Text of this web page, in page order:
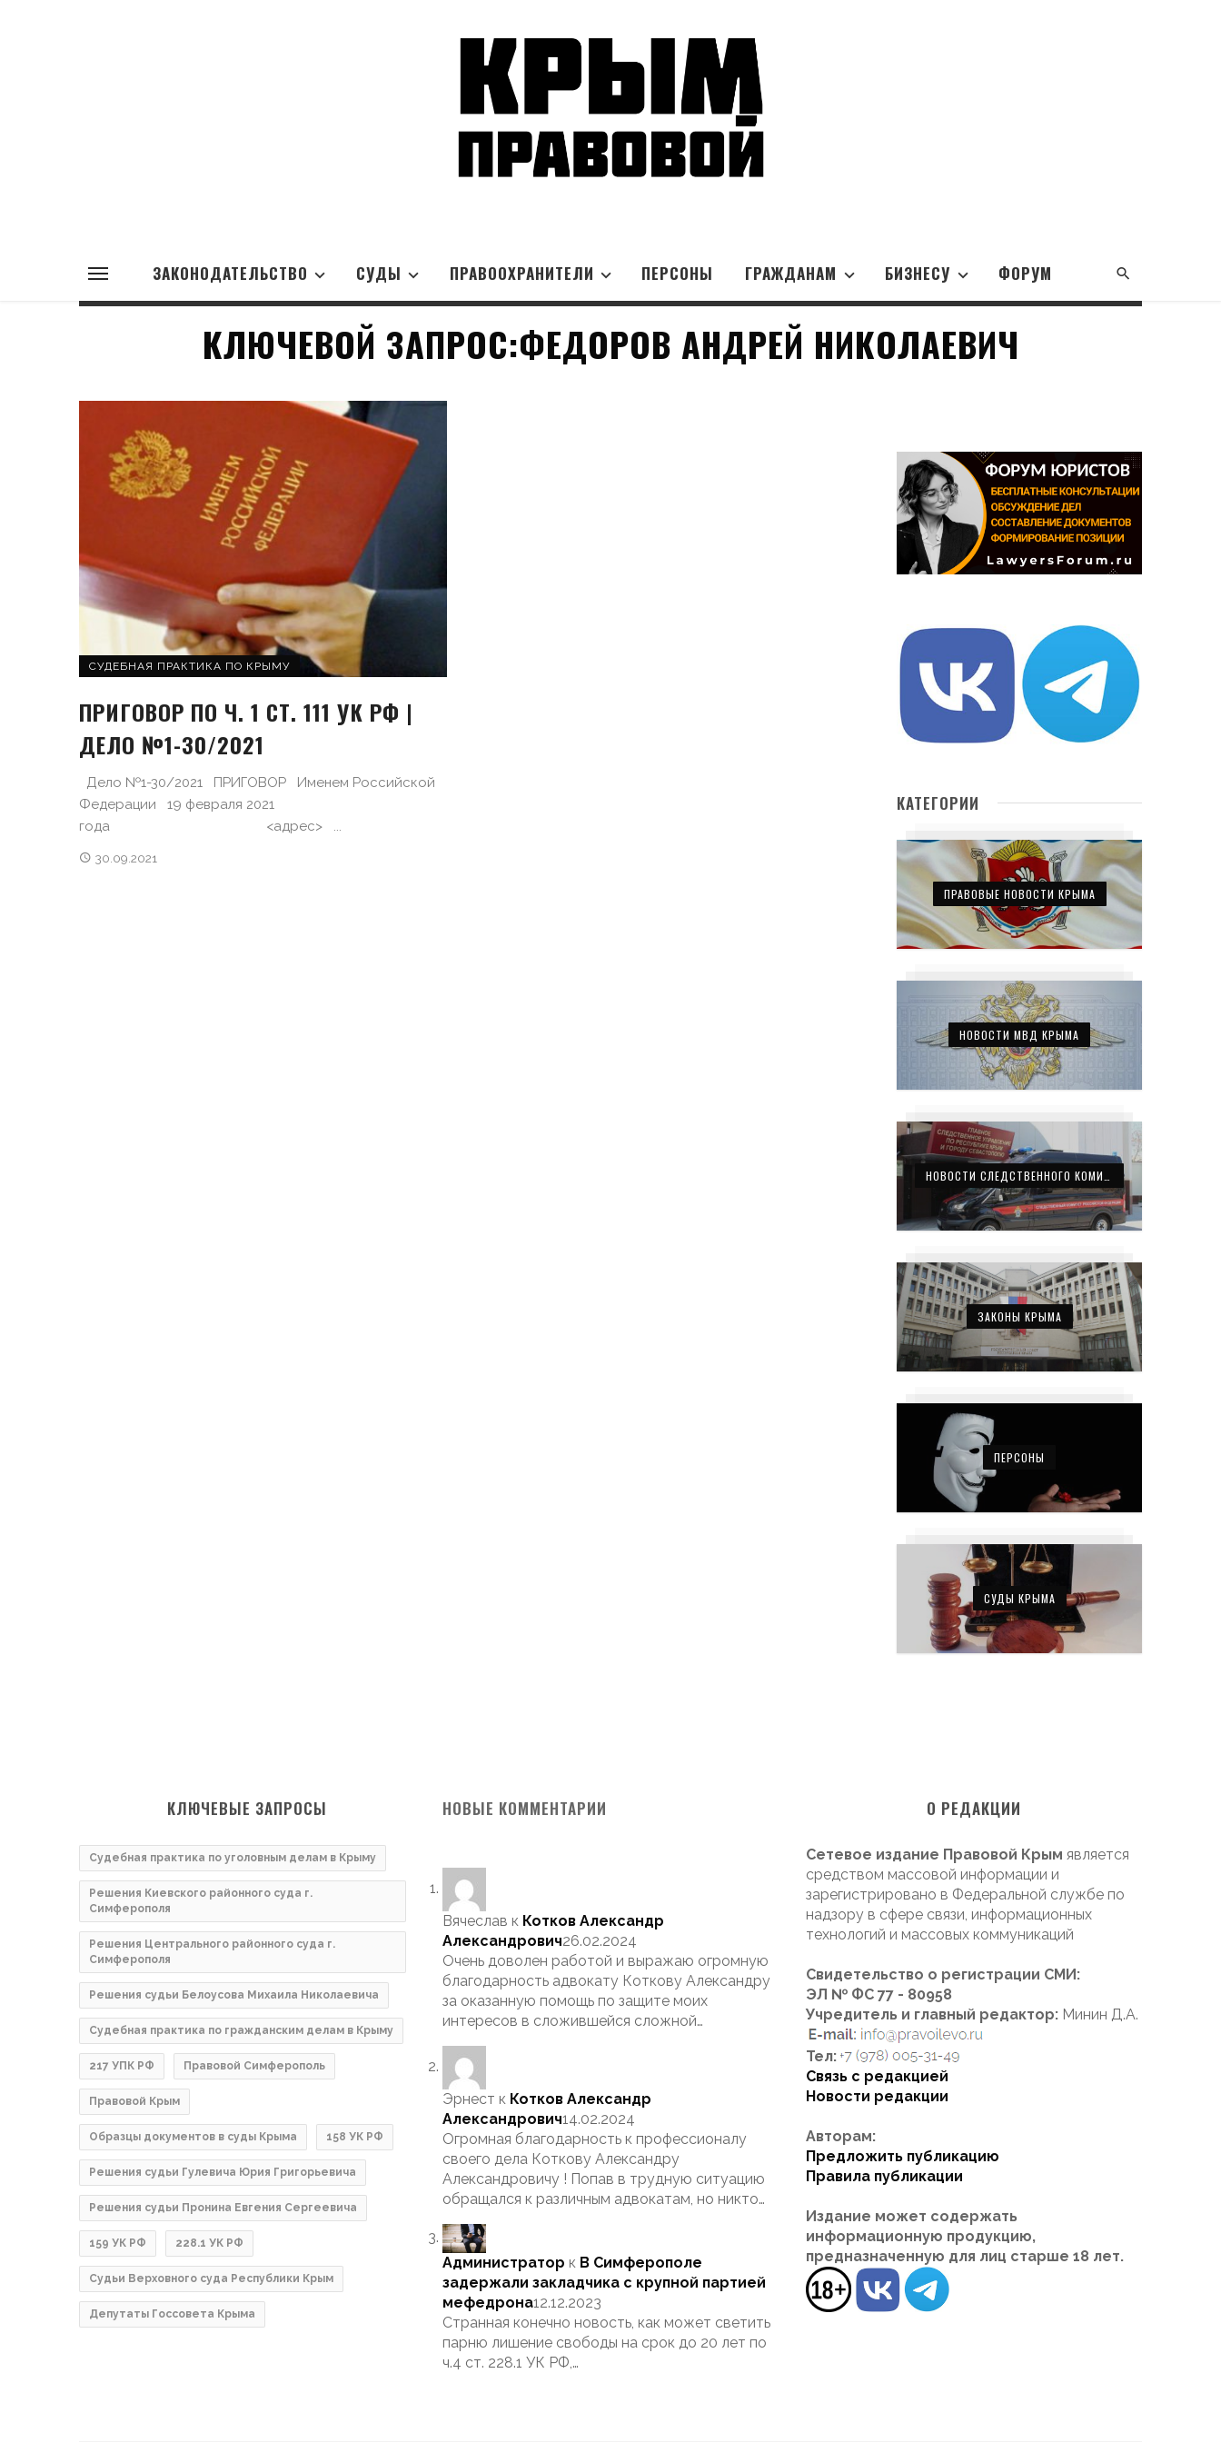
ЗАКОНОДАТЕЛЬСТВО СУДЫ ПРАВООХРАНИТЕЛИ ПЕРСОНЫ ГРАЖДАНАМ БИЗНЕСУ ФОРУМ
КЛЮЧЕВОЙ ЗАПРОС:ФЕДОРОВ АНДРЕЙ НИКОЛАЕВИЧ
СУДЕБНАЯ ПРАКТИКА ПО КРЫМУ
ПРИГОВОР ПО Ч. 1 СТ. 111 УК РФ |
ДЕЛО №1-30/2021
Дело №1-30/2021 ПРИГОВОР Именем Российской
Федерации 19 февраля 2021
года <адрес> ...
30.09.2021
КАТЕГОРИИ
ПРАВОВЫЕ НОВОСТИ КРЫМА
НОВОСТИ МВД КРЫМА
ЗАКОНЫ КРЫМА
ПЕРСОНЫ
СУДЫ КРЫМА
КЛЮЧЕВЫЕ ЗАПРОСЫ
Судебная практика по уголовным делам в Крыму
Решения Киевского районного суда г.
Симферополя
Решения Центрального районного суда г.
Симферополя
Решения судьи Белоусова Михаила Николаевича
Судебная практика по гражданским делам в Крыму
217 УПК РФ Правовой Симферополь
Правовой Крым
Образцы документов в суды Крыма 158 УК РФ
Решения судьи Гулевича Юрия Григорьевича
Решения судьи Пронина Евгения Сергеевича
159 УК РФ 228.1 УК РФ
Судьи Верховного суда Республики Крым
Депутаты Госсовета Крыма
НОВЫЕ КОММЕНТАРИИ
Вячеслав к Котков Александр
Александрович26.02.2024
Очень доволен работой и выражаю огромную
благодарность адвокату Коткову Александру
за оказанную помощь по защите моих
интересов в сложившейся сложной…
Эрнест к Котков Александр
Александрович14.02.2024
Огромная благодарность к профессионалу
своего дела Коткову Александру
Александровичу ! Попав в трудную ситуацию
обращался к различным адвокатам, но никто…
Администратор к В Симферополе
задержали закладчика с крупной партией
мефедрона12.12.2023
Странная конечно новость, как может светить
парню лишение свободы на срок до 20 лет по
ч.4 ст. 228.1 УК РФ,…
О РЕДАКЦИИ
Сетевое издание Правовой Крым является
средством массовой информации и
зарегистрировано в Федеральной службе по
надзору в сфере связи, информационных
технологий и массовых коммуникаций
Свидетельство о регистрации СМИ:
ЭЛ № ФС 77 - 80958
Учредитель и главный редактор: Минин Д.А.
Тел:
Связь с редакцией
Новости редакции
Авторам:
Предложить публикацию
Правила публикации
Издание может содержать
информационную продукцию,
предназначенную для лиц старше 18 лет.